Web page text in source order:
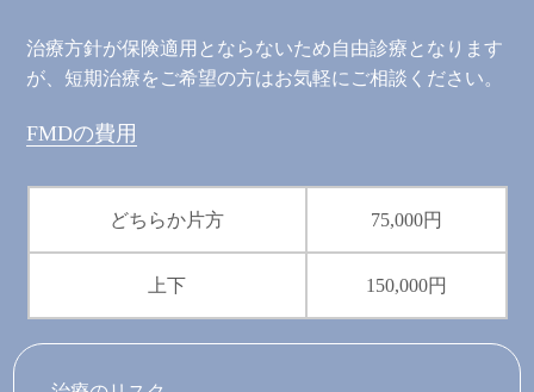
治療方針が保険適用とならないため自由診療となります
が、短期治療をご希望の方はお気軽にご相談ください。
FMDの費用
どちらか片方 75,000円
上下 150,000円